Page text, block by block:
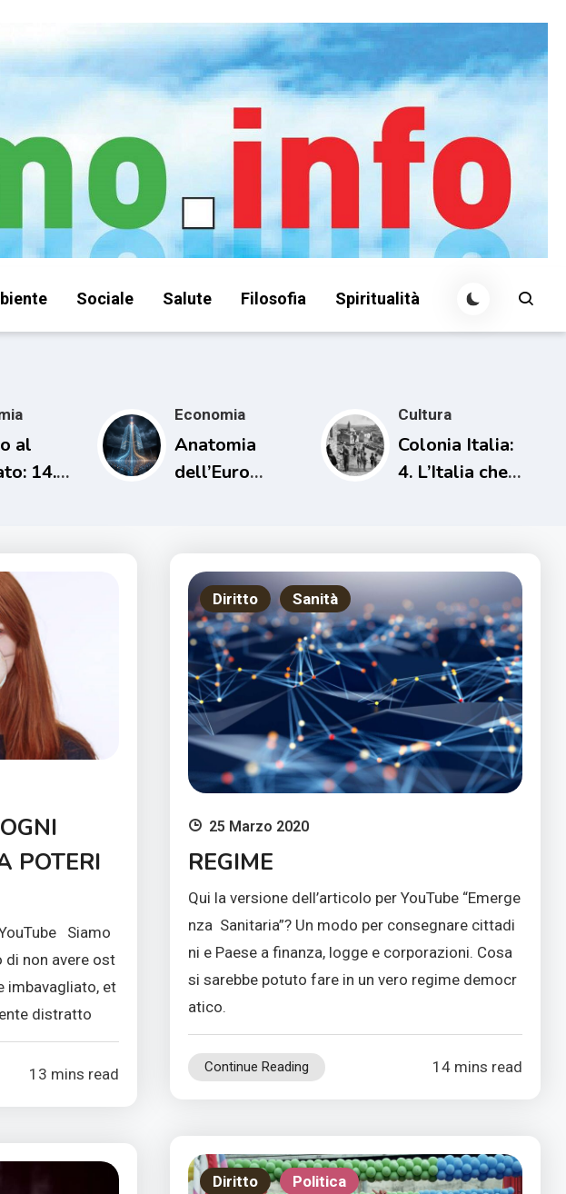
Sociale Salute Filosofia Spiritualità
al
14.
sola
Economia
Anatomia
dell’Euro
Cultura
Colonia Italia:
4. L’Italia che
POTERI
Siamo
di non avere ost
imbavagliato, et
distratto
13 mins read
Diritto Sanità
25 Marzo 2020
REGIME
Qui la versione dell’articolo per YouTube “Emerge
nza Sanitaria”? Un modo per consegnare cittadi
ni e Paese a finanza, logge e corporazioni. Cosa
si sarebbe potuto fare in un vero regime democr
atico.
Continue Reading 14 mins read
Diritto Politica